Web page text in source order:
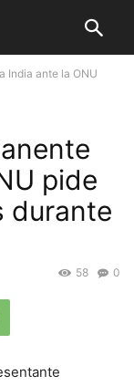
India ante la ONU
pide
durante
0
58